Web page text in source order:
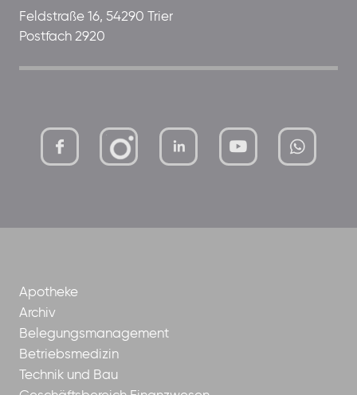
Feldstraße 16, 54290 Trier
Postfach 2920
mutterhaus-xMBTtqOwC1KKBww
Apotheke
Archiv
Belegungsmanagement
Betriebsmedizin
Technik und Bau